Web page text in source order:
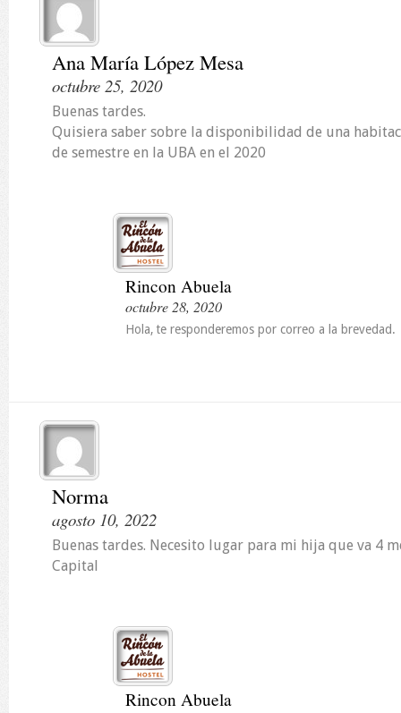
Ana María López Mesa
octubre 25, 2020
Buenas tardes.
Quisiera saber sobre la disponibilidad de una
de semestre en la UBA en el 2020
Rincon Abuela
octubre 28, 2020
Hola, te responderemos por correo a la brevedad.
Norma
agosto 10, 2022
Buenas tardes. Necesito lugar para mi hija que va 4
Capital
Rincon Abuela